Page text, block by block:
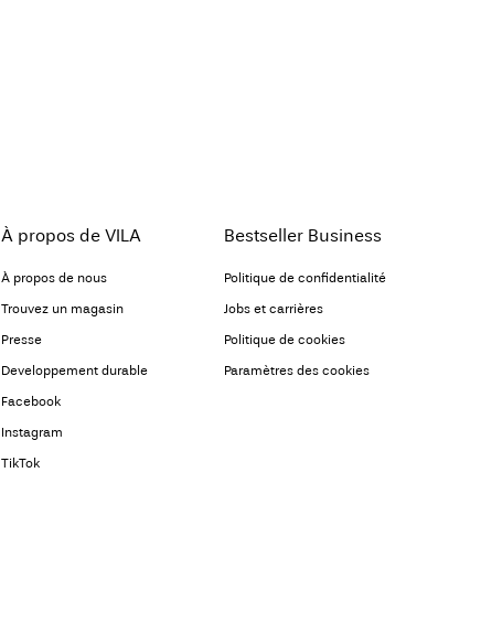
À propos de VILA
À propos de nous
Trouvez un magasin
Presse
Developpement durable
Facebook
Instagram
TikTok
Bestseller Business
Politique de confidentialité
Jobs et carrières
Politique de cookies
Paramètres des cookies